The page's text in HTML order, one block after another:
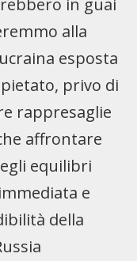
alla
esposta
privo di
rappresaglie
affrontare
equilibri
e
della